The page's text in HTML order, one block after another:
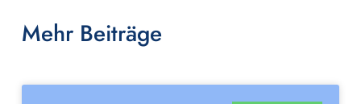
Mehr Beiträge